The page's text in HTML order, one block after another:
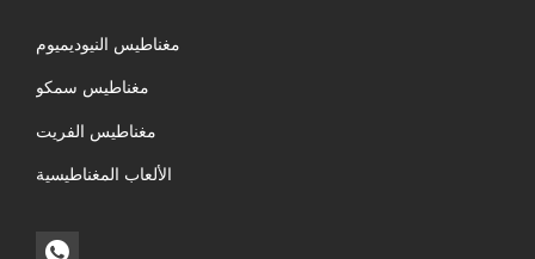
مغناطيس النيوديميوم
مغناطيس سمكو
مغناطيس الفريت
الألعاب المغناطيسية